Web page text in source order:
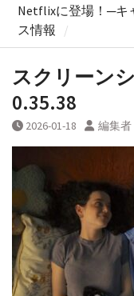
Netflixに登場！─キ
ス情報
スクリーン
0.35.38
2026-01-18 編集者